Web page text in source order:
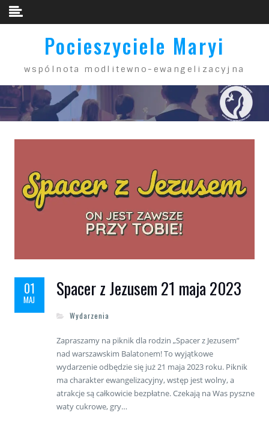
Skip to content
Pocieszyciele Maryi
wspólnota modlitewno-ewangelizacyjna
01
MAJ Spacer z Jezusem 21 maja 2023
Wydarzenia
Zapraszamy na piknik dla rodzin „Spacer z Jezusem”
nad warszawskim Balatonem! To wyjątkowe
wydarzenie odbędzie się już 21 maja 2023 roku. Piknik
ma charakter ewangelizacyjny, wstęp jest wolny, a
atrakcje są całkowicie bezpłatne. Czekają na Was pyszne
waty cukrowe, gry…